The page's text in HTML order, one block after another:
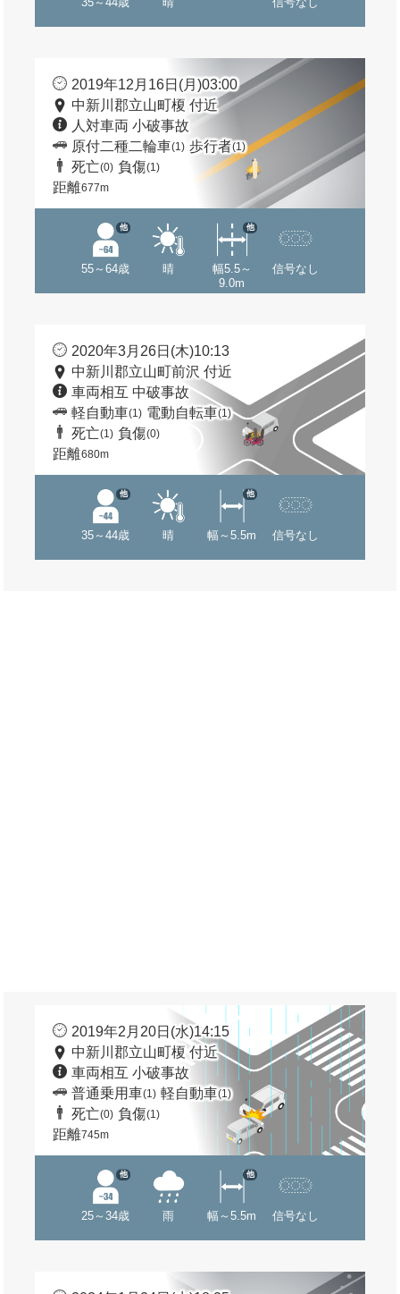
2019年12月16日(月)03:00
中新川郡立山町榎 付近
人対車両 小破事故
原付二種二輪車(1) 歩行者(1)
死亡(0) 負傷(1)
距離677m
55～64歳
他
晴
幅5.5～
9.0m
他
信号なし
2020年3月26日(木)10:13
中新川郡立山町前沢 付近
車両相互 中破事故
軽自動車(1) 電動自転車(1)
死亡(1) 負傷(0)
距離680m
35～44歳
他
晴 幅～5.5m
他
信号なし
2019年2月20日(水)14:15
中新川郡立山町榎 付近
車両相互 小破事故
普通乗用車(1) 軽自動車(1)
死亡(0) 負傷(1)
距離745m
25～34歳
他
雨 幅～5.5m
他
信号なし